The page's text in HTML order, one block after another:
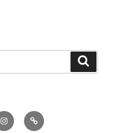
InstagramΔιεύθυνση
ηλ.